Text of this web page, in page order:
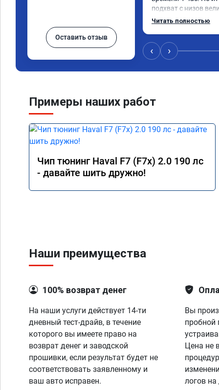
Оставить отзыв
подхват с низов
стала работать
Вообщем доволен
Рекомендую
Читать полностью
‹ ›
Примеры наших работ
Чип тюнинг Haval F7 (F7x) 2.0 190 лс
- давайте шить дружно!
Наши преимущества
100% возврат денег
На наши услуги действует 14-ти
дневный тест-драйв, в течение
которого вы имеете право на
возврат денег и заводской
прошивки, если результат будет не
соответствовать заявленному и
ваш авто исправен.
Вы
пробной
Цена не
логов на